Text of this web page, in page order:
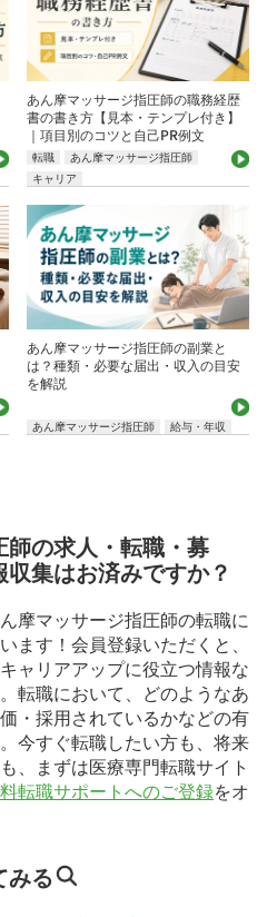
あん摩マッサージ指圧師の職務経歴
書の書き方【見本・テンプレ付き】
｜項目別のコツと自己PR例文
転職
あん摩マッサージ指圧師
キャリア
あん摩マッサージ指圧師の副業と
は？種類・必要な届出・収入の目安
を解説
あん摩マッサージ指圧師 給与・年収
の求人・転職・募
集はお済みですか？
摩マッサージ指圧師の転職に
ます！会員登録いただくと、
ャリアアップに役立つ情報な
転職において、どのようなあ
・採用されているかなどの有
今すぐ転職したい方も、将来
、まずは医療専門転職サイト
転職サポートへのご登録をオ
みる